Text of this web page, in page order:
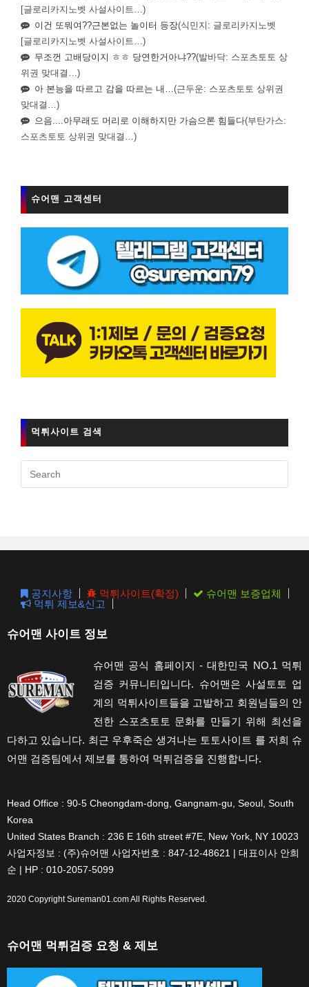
[글로리카지노벳 사설사이트…)
이건 또뭐여??근본없는 놀이터 등장(식민지: 글로리카지노벳
[글로리카지노벳 사설사이트…)
무조껀 고배당이지 ㅎㅎ 당연한거아냐??(발바닥: 스포츠토토 상
위권 맞대결…)
아 본능을 따르고 감을 따르는 내…(근두운: 스포츠토토 상위권
맞대결…)
으음....아무래도 머리로 이해하지만 가슴으론 힘들다(부탄가스:
스포츠토토 상위권 맞대결…)
슈어맨 고객센터
먹튀사이트 검색
공지사항 먹튀사이트(확정)
슈어맨 보증업체
먹튀 제보&신고
슈어맨 사이트 정보
슈어맨 공식 홈페이지 - 대한민국 NO.1 먹튀
검증 커뮤니티입니다. 슈어맨은 사설토토 업
계의 먹튀사이트들을 고발하고 회원님들의 안
전한 스포츠토토 문화를 만들기 위해 최선을
다하고 있습니다. 최근 우후죽순 생겨나는 토토사이트 를 저희 슈
어맨 검증팀에서 제보를 통하여 먹튀검증을 진행합니다.
Head Office : 90-5 Cheongdam-dong, Gangnam-gu, Seoul, South
Korea
United States Branch : 236 E 16th street #7E, New York, NY 10023
사업자정보 : (주)슈어맨 사업자번호 : 847-12-48621 | 대표이사 안희
순 | HP : 010-2057-5099
2020 CopyrightSureman01.comAll Rights Reserved.
슈어맨 먹튀검증 요청 & 제보